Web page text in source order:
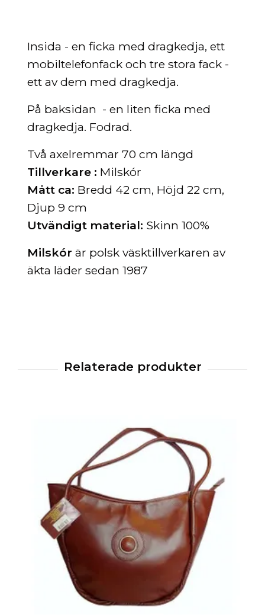
Insida - en ficka med dragkedja, ett
mobiltelefonfack och tre stora fack -
ett av dem med dragkedja.
På baksidan - en liten ficka med
dragkedja. Fodrad.
Två axelremmar 70 cm längd
Tillverkare : Milskór
Mått ca: Bredd 42 cm, Höjd 22 cm,
Djup 9 cm
Utvändigt material: Skinn 100%
Milskór är polsk väsktillverkaren av
äkta läder sedan 1987